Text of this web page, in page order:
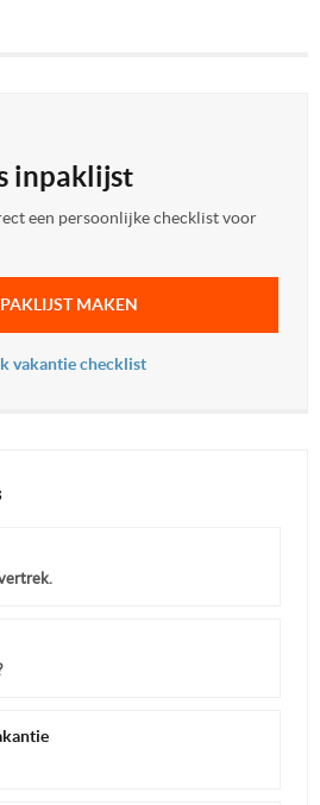
inpaklijst
een persoonlijke checklist voor
MAKEN
vakantie checklist